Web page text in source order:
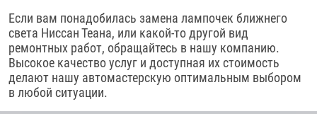
Если вам понадобилась замена лампочек ближнего
света Ниссан Теана, или какой-то другой вид
ремонтных работ, обращайтесь в нашу компанию.
Высокое качество услуг и доступная их стоимость
делают нашу автомастерскую оптимальным выбором
в любой ситуации.